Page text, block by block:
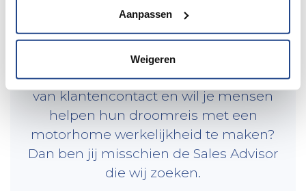
Aanpassen
Weigeren
Sales Advisor
Motorhomes
Ben jij commercieel ingesteld, hou je
van klantencontact en wil je mensen
helpen hun droomreis met een
motorhome werkelijkheid te maken?
Dan ben jij misschien de Sales Advisor
die wij zoeken.